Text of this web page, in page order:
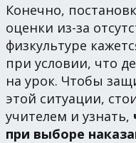
Конечно,
оценки из-за
физкультуре
при условии, что
на урок. Чтобы
этой ситуации,
учителем и узнать,
при выборе